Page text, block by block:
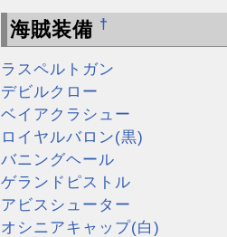
海賊装備 †
ラスペルトガン
デビルクロー
ベイアクラシュー
ロイヤルバロン(黒)
バニングヘール
ゲランドピストル
アビスシューター
オシニアキャップ(白)